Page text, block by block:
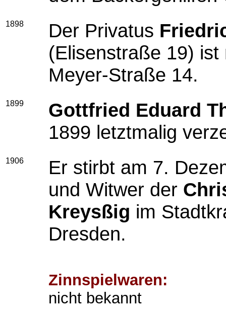
1898 Der Privatus
(Elisenstraße 19)
Meyer-Straße 14.
1899
Gottfried Eduard
1899 letztmalig
1906
Er stirbt am 7.
und Witwer der
Kreysßig im
Dresden.
Zinnspielwaren:
nicht bekannt